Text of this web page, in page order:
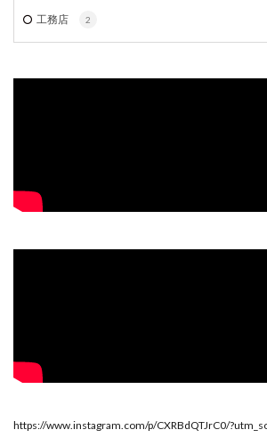
工務店 2
https://www.instagram.com/p/CXRBdQTJrC0/